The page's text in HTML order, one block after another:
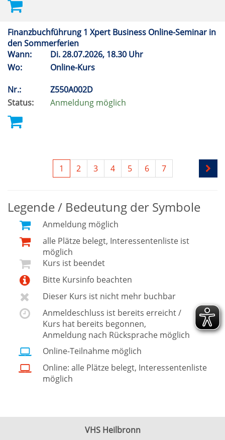
Finanzbuchführung 1 Xpert Business Online-Seminar in
den Sommerferien
Wann:
Di.28.07.2026, 18.30 Uhr
Wo:
Online-Kurs
Nr.:
Z550A002D
Status:
Anmeldung möglich
1 2 3 4 5 6 7
Legende / Bedeutung der Symbole
Anmeldung möglich
alle Plätze belegt, Interessentenliste ist
möglich
Kurs ist beendet
Bitte Kursinfo beachten
Dieser Kurs ist nicht mehr buchbar
Anmeldeschluss ist bereits erreicht /
Kurs hat bereits begonnen,
Anmeldung nach Rücksprache möglich
Online-Teilnahme möglich
Online: alle Plätze belegt, Interessentenliste
möglich
VHS Heilbronn